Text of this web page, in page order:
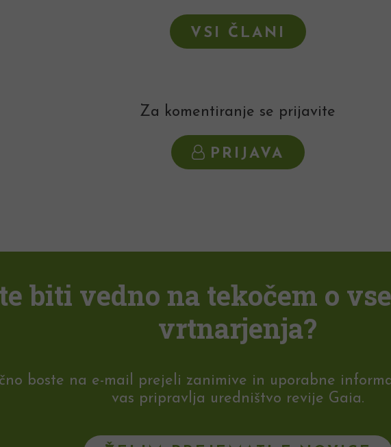
VSI ČLANI
Za komentiranje se prijavite
PRIJAVA
biti vedno na tekočem o
vrtnarjenja?
boste na e-mail prejeli zanimive in uporabne
vas pripravlja uredništvo revije Gaia.